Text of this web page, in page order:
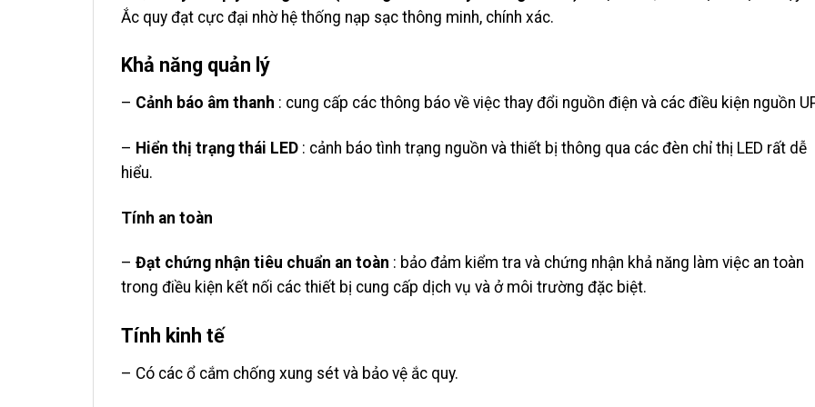
Ắc quy đạt cực đại nhờ hệ thống nạp sạc thông minh, chính xác.
Khả năng quản lý
– Cảnh báo âm thanh : cung cấp các thông báo về việc thay đổi nguồn điện và các điều kiện nguồn
– Hiển thị trạng thái LED : cảnh báo tình trạng nguồn và thiết bị thông qua các đèn chỉ thị LED rất dễ
hiểu.
Tính an toàn
– Đạt chứng nhận tiêu chuẩn an toàn : bảo đảm kiểm tra và chứng nhận khả năng làm việc an toàn
trong điều kiện kết nối các thiết bị cung cấp dịch vụ và ở môi trường đặc biệt.
Tính kinh tế
– Có các ổ cắm chống xung sét và bảo vệ ắc quy.